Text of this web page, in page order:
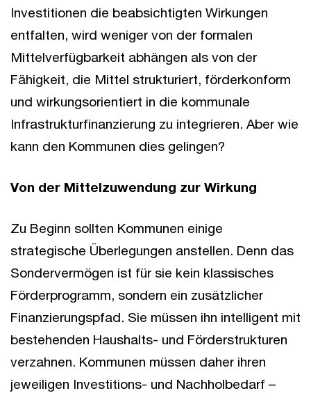
Investitionen die beabsichtigten Wirkungen
entfalten, wird weniger von der formalen
Mittelverfügbarkeit abhängen als von der
Fähigkeit, die Mittel strukturiert, förderkonform
und wirkungsorientiert in die kommunale
Infrastrukturfinanzierung zu integrieren. Aber wie
kann den Kommunen dies gelingen?
Von der Mittelzuwendung zur Wirkung
Zu Beginn sollten Kommunen einige
strategische Überlegungen anstellen. Denn das
Sondervermögen ist für sie kein klassisches
Förderprogramm, sondern ein zusätzlicher
Finanzierungspfad. Sie müssen ihn intelligent mit
bestehenden Haushalts- und Förderstrukturen
verzahnen. Kommunen müssen daher ihren
jeweiligen Investitions- und Nachholbedarf –